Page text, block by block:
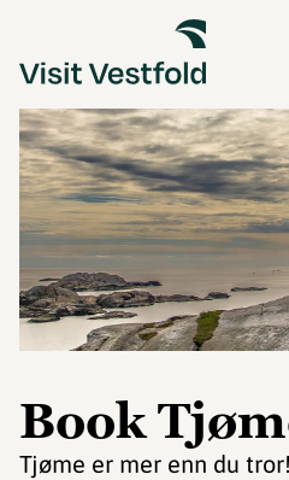
Book
Tjøme er mer enn du